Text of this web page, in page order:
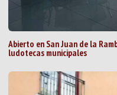
Abierto en San Juan de la
ludotecas municipales